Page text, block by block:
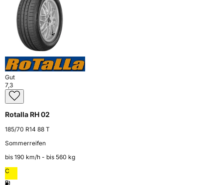
Gut
7,3
Rotalla RH 02
185/70 R14 88 T
Sommerreifen
bis 190 km⁠/⁠h - bis 560 kg
C